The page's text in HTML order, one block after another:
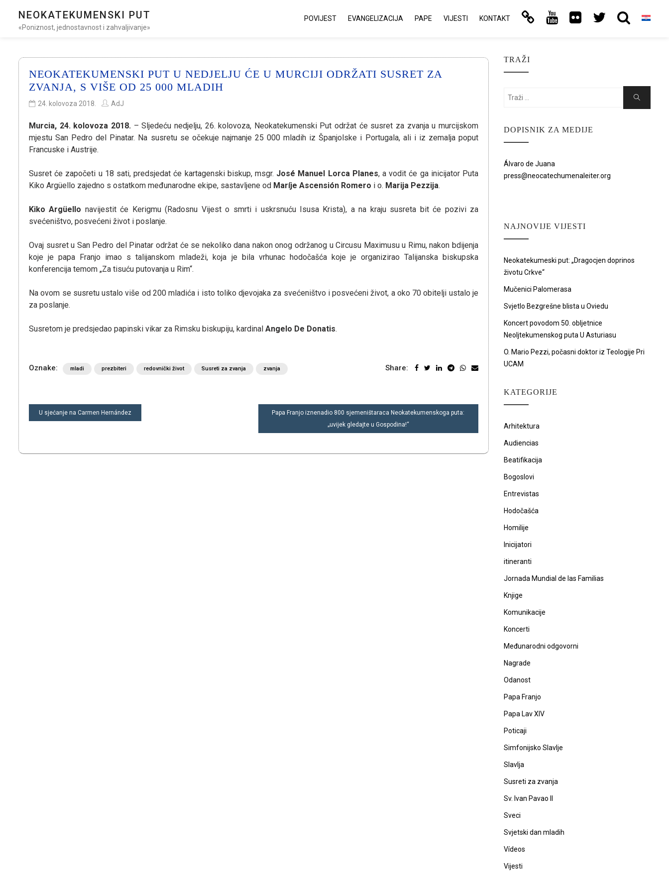
NEOKATEKUMENSKI PUT
«Poniznost, jednostavnost i zahvaljivanje»
POVIJEST EVANGELIZACIJA PAPE VIJESTI KONTAKT
NEOKATEKUMENSKI PUT U NEDJELJU ĆE U MURCIJI ODRŽATI SUSRET ZA
ZVANJA, S VIŠE OD 25 000 MLADIH
24. kolovoza 2018. AdJ
Murcia, 24. kolovoza 2018. – Sljedeću nedjelju, 26. kolovoza, Neokatekumenski Put održat će susret za zvanja u murcijskom
mjestu San Pedro del Pinatar. Na susretu se očekuje najmanje 25 000 mladih iz Španjolske i Portugala, ali i iz zemalja poput
Francuske i Austrije.
Susret će započeti u 18 sati, predsjedat će kartagenski biskup, msgr. José Manuel Lorca Planes, a vodit će ga inicijator Puta
Kiko Argüello zajedno s ostatkom međunarodne ekipe, sastavljene od Maríje Ascensión Romero i o. Marija Pezzija.
Kiko Argüello navijestit će Kerigmu (Radosnu Vijest o smrti i uskrsnuću Isusa Krista), a na kraju susreta bit će pozivi za
svećeništvo, posvećeni život i poslanje.
Ovaj susret u San Pedro del Pinatar održat će se nekoliko dana nakon onog održanog u Circusu Maximusu u Rimu, nakon bdijenja
koje je papa Franjo imao s talijanskom mladeži, koja je bila vrhunac hodočašća koje je organizirao Talijanska biskupska
konferencija temom „Za tisuću putovanja u Rim“.
Na ovom se susretu ustalo više od 200 mladića i isto toliko djevojaka za svećeništvo i posvećeni život, a oko 70 obitelji ustalo je
za poslanje.
Susretom je predsjedao papinski vikar za Rimsku biskupiju, kardinal Angelo De Donatis.
Oznake: mladi prezbiteri redovnički život Susreti za zvanja zvanja Share:
NAVIGACIJA
OBJAVA
U sjećanje na Carmen Hernández
Papa Franjo iznenadio 800 sjemeništaraca Neokatekumenskoga puta:
„uvijek gledajte u Gospodina!“
TRAŽI
Search
Search
DOPISNIK ZA MEDIJE
Álvaro de Juana
press@neocatechumenaleiter.org
NAJNOVIJE VIJESTI
Neokatekumeski put: „Dragocjen doprinos
životu Crkve“
Mučenici Palomerasa
Svjetlo Bezgrešne blista u Oviedu
Koncert povodom 50. obljetnice
Neoljtekumenskog puta U Asturiasu
O. Mario Pezzi, počasni doktor iz Teologije Pri
UCAM
KATEGORIJE
Arhitektura
Audiencias
Beatifikacija
Bogoslovi
Entrevistas
Hodočašća
Homilije
Inicijatori
itineranti
Jornada Mundial de las Familias
Knjige
Komunikacije
Koncerti
Međunarodni odgovorni
Nagrade
Odanost
Papa Franjo
Papa Lav XIV
Poticaji
Simfonijsko Slavlje
Slavlja
Susreti za zvanja
Sv. Ivan Pavao II
Sveci
Svjetski dan mladih
Vídeos
Vijesti